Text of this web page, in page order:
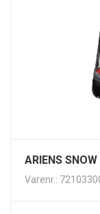
ARIENS
Varenr.: